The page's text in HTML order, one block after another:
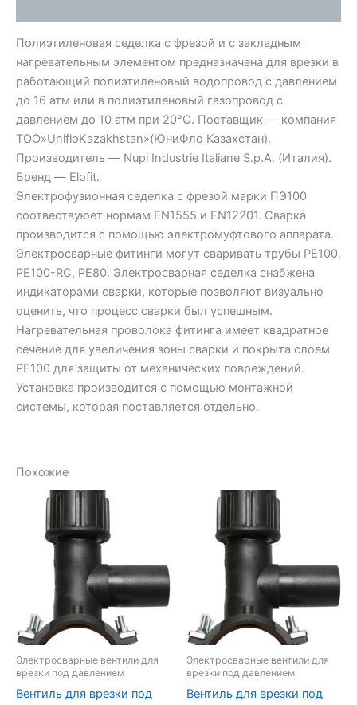
Полиэтиленовая седелка с фрезой и с закладным
нагревательным элементом предназначена для врезки в
работающий полиэтиленовый водопровод с давлением
до 16 атм или в полиэтиленовый газопровод с
давлением до 10 атм при 20°C. Поставщик — компания
ТОО»UnifloKazakhstan»(ЮниФло Казахстан).
Производитель — Nupi Industrie Italiane S.p.A. (Италия).
Бренд — Elofit.
Электрофузионная седелка с фрезой марки ПЭ100
соотвествуюет нормам EN1555 и EN12201. Сварка
производится с помощью электромуфтового аппарата.
Электросварные фитинги могут сваривать трубы PE100,
PE100-RC, PE80. Электросварная седелка снабжена
индикаторами сварки, которые позволяют визуально
оценить, что процесс сварки был успешным.
Нагревательная проволока фитинга имеет квадратное
сечение для увеличения зоны сварки и покрыта слоем
PE100 для защиты от механических повреждений.
Установка производится с помощью монтажной
системы, которая поставляется отдельно.
Похожие
Электросварные вентили для
врезки под давлением
Вентиль для врезки под
Электросварные вентили для
врезки под давлением
Вентиль для врезки под